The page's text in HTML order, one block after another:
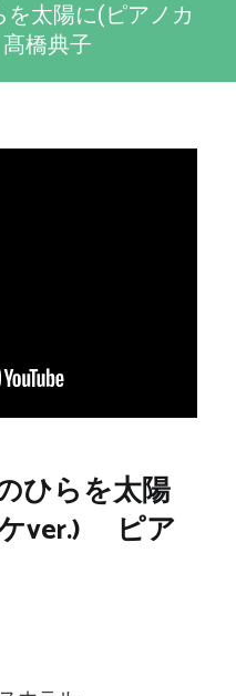
を太陽に(ピアノカ
橋典子
ひらを太陽
ver.) ピア